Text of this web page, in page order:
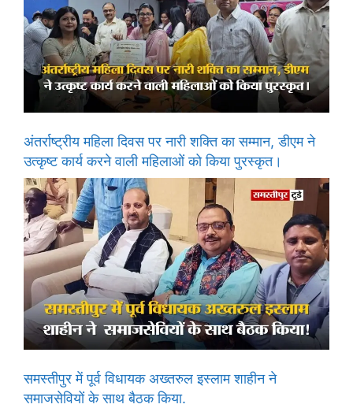
अंतर्राष्ट्रीय महिला दिवस पर नारी शक्ति का सम्मान, डीएम ने
उत्कृष्ट कार्य करने वाली महिलाओं को किया पुरस्कृत।
समस्तीपुर में पूर्व विधायक अख्तरुल इस्लाम शाहीन ने
समाजसेवियों के साथ बैठक किया.